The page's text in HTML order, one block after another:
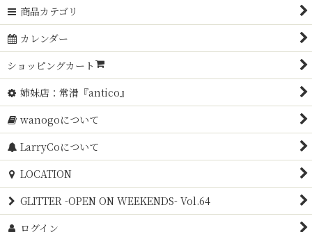
商品カテゴリ
カレンダー
ショッピングカート
姉妹店：常滑『antico』
wanogoについて
LarryCoについて
LOCATION
GLITTER -OPEN ON WEEKENDS- Vol.64
ログイン